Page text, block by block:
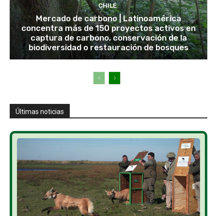
CHILE
Mercado de carbono | Latinoamérica
concentra más de 150 proyectos activos en
captura de carbono, conservación de la
biodiversidad o restauración de bosques
Últimas noticias